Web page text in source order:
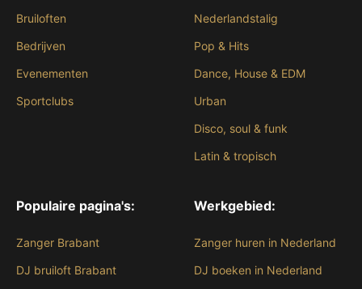
Bruiloften
Bedrijven
Evenementen
Sportclubs
Nederlandstalig
Pop & Hits
Dance, House & EDM
Urban
Disco, soul & funk
Latin & tropisch
Populaire pagina's:
Zanger Brabant
DJ bruiloft Brabant
Werkgebied:
Zanger huren in Nederland
DJ boeken in Nederland